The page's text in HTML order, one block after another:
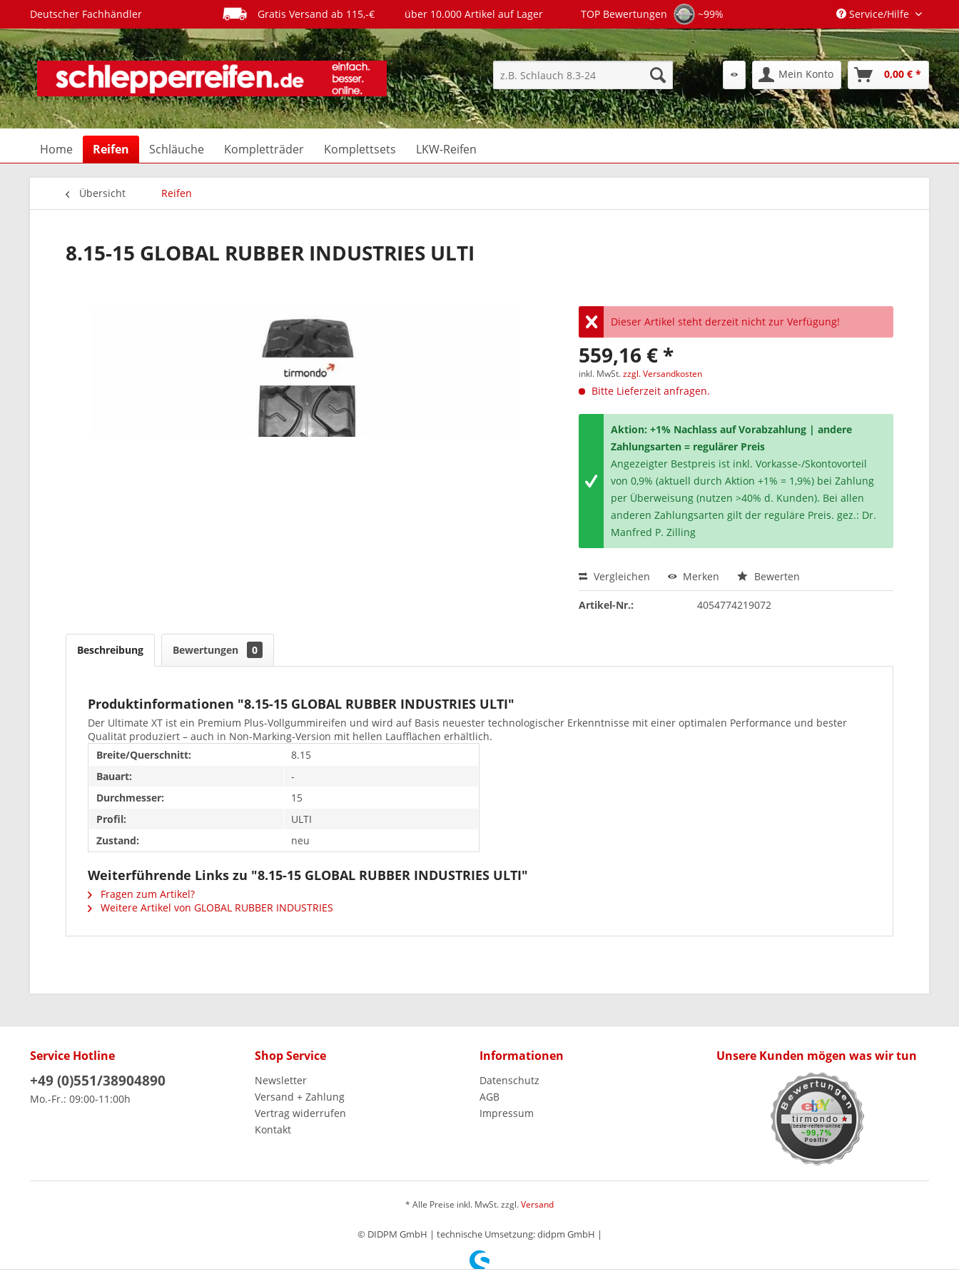
Deutscher Fachhändler Gratis Versand ab 115,-€ über 10.000 Artikel auf Lager TOP Bewertungen ~99% Service/Hilfe
Mein Konto 0,00 € *
Home Reifen Schläuche Kompletträder Komplettsets LKW-Reifen
Übersicht Reifen
8.15-15 GLOBAL RUBBER INDUSTRIES ULTI
Dieser Artikel steht derzeit nicht zur Verfügung!
559,16 € *
inkl. MwSt.zzgl. Versandkosten
Bitte Lieferzeit anfragen.
Aktion: +1% Nachlass auf Vorabzahlung | andere
Zahlungsarten = regulärer Preis
Angezeigter Bestpreis ist inkl. Vorkasse-/Skontovorteil
von 0,9% (aktuell durch Aktion +1% = 1,9%) bei Zahlung
per Überweisung (nutzen >40% d. Kunden). Bei allen
anderen Zahlungsarten gilt der reguläre Preis. gez.: Dr.
Manfred P. Zilling
Vergleichen Merken Bewerten
Artikel-Nr.: 4054774219072
Beschreibung Bewertungen 0
Produktinformationen "8.15-15 GLOBAL RUBBER INDUSTRIES ULTI"
Der Ultimate XT ist ein Premium Plus-Vollgummireifen und wird auf Basis neuester technologischer Erkenntnisse mit einer optimalen Performance und bester
Qualität produziert – auch in Non-Marking-Version mit hellen Laufflächen erhältlich.
Breite/Querschnitt:
8.15
Bauart:
-
Durchmesser:
15
Profil:
ULTI
Zustand:
neu
Weiterführende Links zu "8.15-15 GLOBAL RUBBER INDUSTRIES ULTI"
Fragen zum Artikel?
Weitere Artikel von GLOBAL RUBBER INDUSTRIES
Service Hotline
+49 (0)551/38904890
Mo.-Fr.: 09:00-11:00h
Shop Service
Newsletter
Versand + Zahlung
Vertrag widerrufen
Kontakt
Informationen
Datenschutz
AGB
Impressum
Unsere Kunden mögen was wir tun
* Alle Preise inkl. MwSt. zzgl.Versand
© DIDPM GmbH | technische Umsetzung: didpm GmbH |